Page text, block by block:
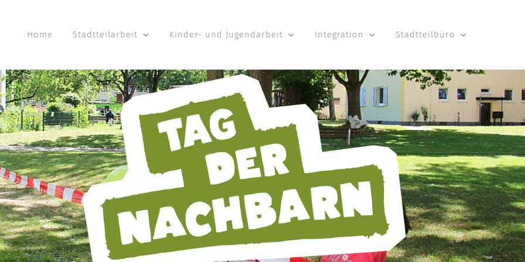
Home Stadtteilarbeit Kinder- und Jugendarbeit Integration Stadtteilbüro